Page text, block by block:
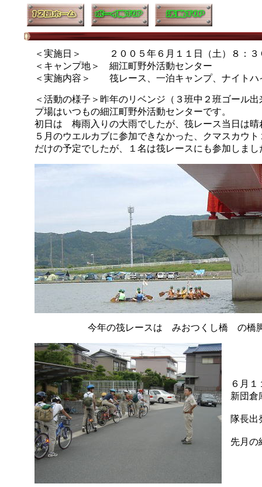
＜実施日＞ ２００５年６月１１日（土）８：３
＜キャンプ地＞ 細江町野外活動センター
＜実施内容＞ 筏レース、一泊キャンプ、ナイトハ
＜活動の様子＞昨年のリベンジ（３班中２班ゴール
プ場はいつもの細江町野外活動センターです。
初日は 梅雨入りの大雨でしたが、筏レース当日は晴
５月のウエルカブに参加できなかった、クマスカウ
だけの予定でしたが、１名は筏レースにも参加しまし
今年の筏レースは みおつくし橋 の橋
６月
新団倉
隊長出
先月の